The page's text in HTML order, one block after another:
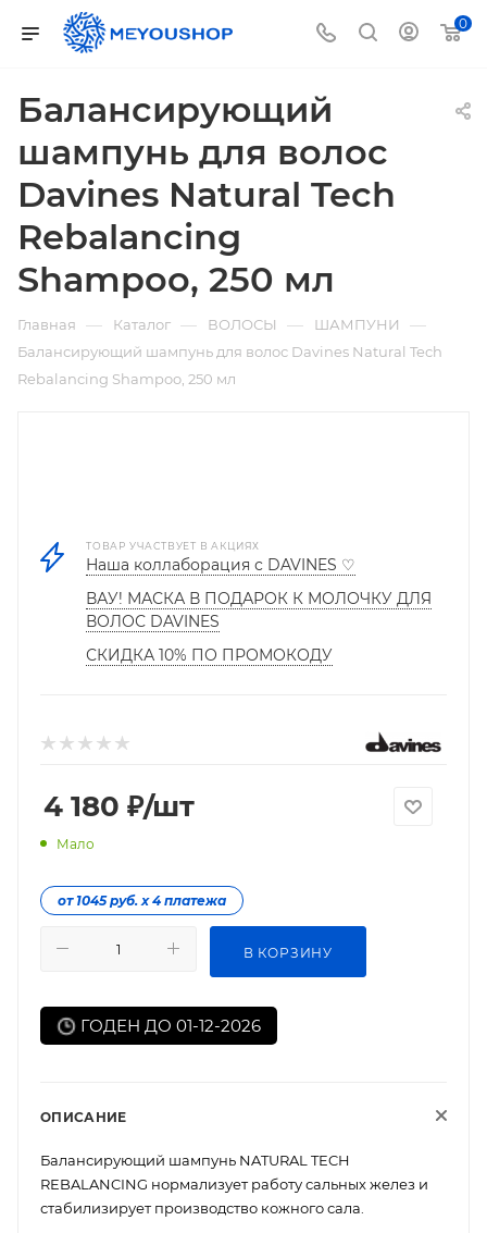
0
Балансирующий
шампунь для волос
Davines Natural Tech
Rebalancing
Shampoo, 250 мл
Главная — Каталог — ВОЛОСЫ — ШАМПУНИ —
Балансирующий шампунь для волос Davines Natural Tech
Rebalancing Shampoo, 250 мл
ТОВАР УЧАСТВУЕТ В АКЦИЯХ
Наша коллаборация с DAVINES ♡
ВАУ! МАСКА В ПОДАРОК К МОЛОЧКУ ДЛЯ
ВОЛОС DAVINES
СКИДКА 10% ПО ПРОМОКОДУ
4 180 ₽/шт
Мало
от 1045 руб. х 4 платежа
В КОРЗИНУ
ГОДЕН ДО 01-12-2026
ОПИСАНИЕ
Балансирующий шампунь NATURAL TECH
REBALANCING нормализует работу сальных желез и
стабилизирует производство кожного сала.